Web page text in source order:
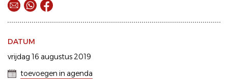
DATUM
vrijdag 16 augustus 2019
toevoegen in agenda